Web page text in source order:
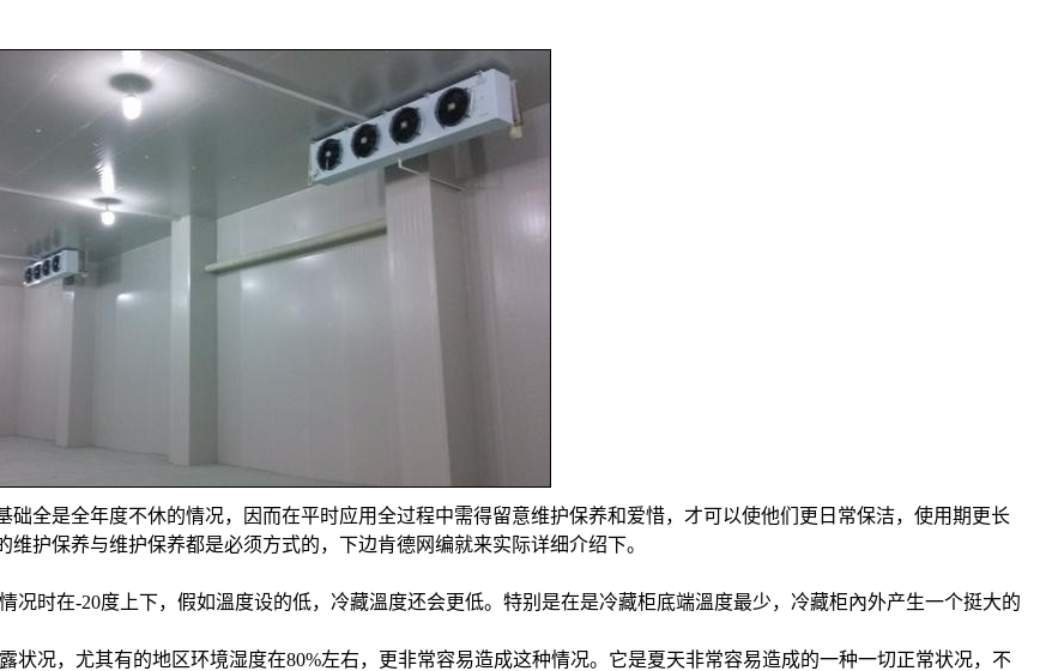
全是全年度不休的情况，因而在平时应用全过程中需得留意维护保养和爱惜，才可以使他们更日常保洁，使用期更长
护保养与维护保养都是必须方式的，下边肯德网编就来实际详细介绍下。
时在-20度上下，假如溫度设的低，冷藏溫度还会更低。特别是在是冷藏柜底端溫度最少，冷藏柜內外产生一个挺大的
状况，尤其有的地区环境湿度在80%左右，更非常容易造成这种情况。它是夏天非常容易造成的一种一切正常状况，不